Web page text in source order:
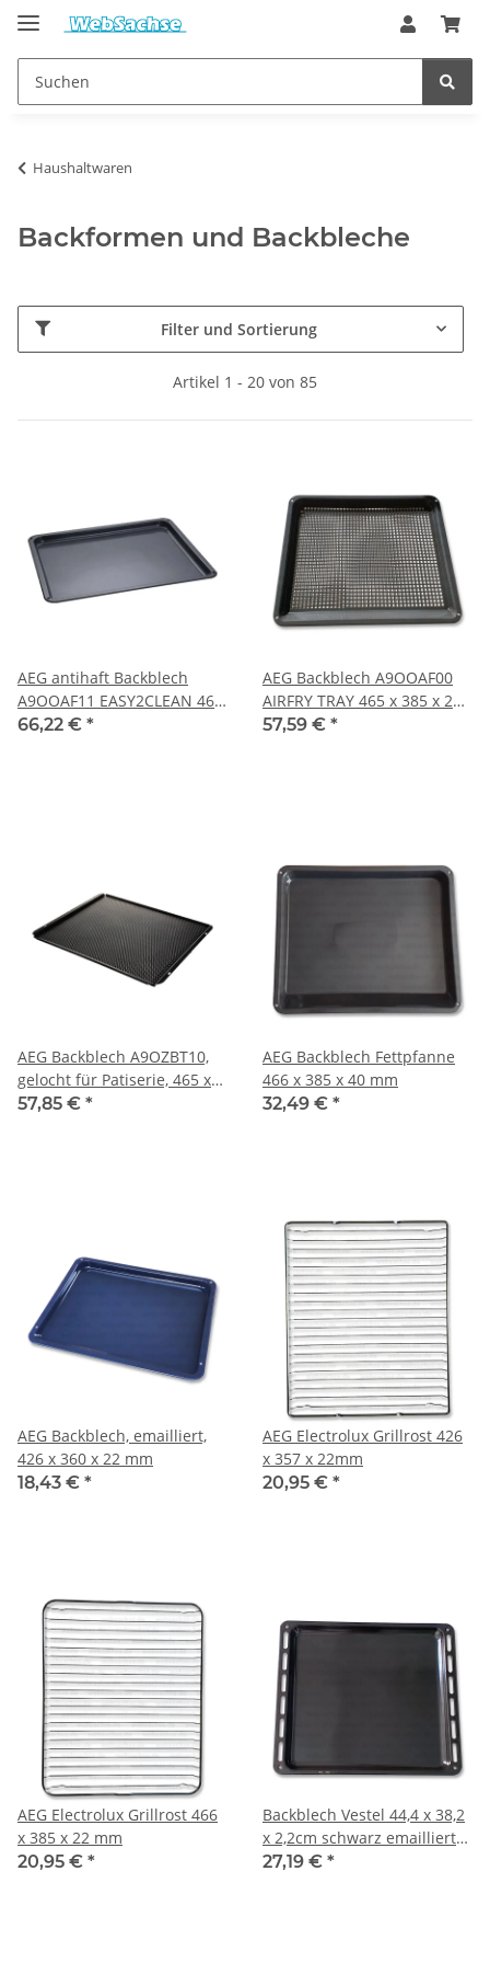
Haushaltwaren
Backformen und Backbleche
Filter und Sortierung
Artikel 1 - 20 von 85
AEG antihaft Backblech
A9OOAF11 EASY2CLEAN 466
x 385 x 22 mm
66,22 € *
AEG Backblech A9OOAF00
AIRFRY TRAY 465 x 385 x 25
mm
57,59 € *
AEG Backblech A9OZBT10,
gelocht für Patiserie, 465 x
385 x10 mm
57,85 € *
AEG Backblech Fettpfanne
466 x 385 x 40 mm
32,49 € *
AEG Backblech, emailliert,
426 x 360 x 22 mm
18,43 € *
AEG Electrolux Grillrost 426
x 357 x 22mm
20,95 € *
AEG Electrolux Grillrost 466
x 385 x 22 mm
20,95 € *
Backblech Vestel 44,4 x 38,2
x 2,2cm schwarz emailliert
für Gorenje
27,19 € *